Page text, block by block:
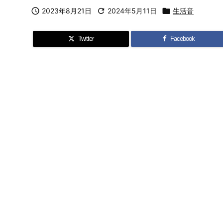
 2023年8月21日  2024年5月11日  生活音
Twitter Facebook